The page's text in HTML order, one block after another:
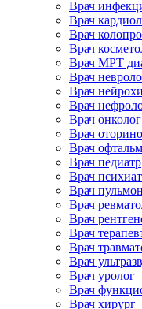
Врач
Врач
Врач
Врач
Врач МРТ
Врач
Врач
Врач
Врач онколог
Врач
Врач
Врач педиатр
Врач
Врач
Врач
Врач
Врач
Врач
Врач
Врач уролог
Врач
Врач хирург